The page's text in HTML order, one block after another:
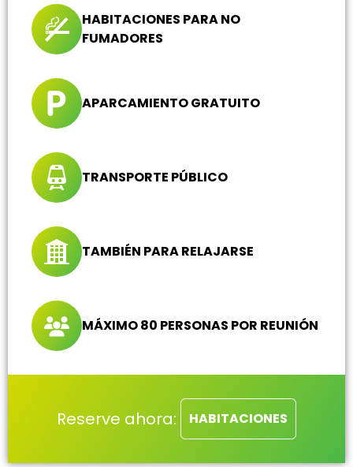
HABITACIONES PARA NO
FUMADORES
APARCAMIENTO GRATUITO
TRANSPORTE PÚBLICO
TAMBIÉN PARA RELAJARSE
MÁXIMO 80 PERSONAS POR REUNIÓN
Reserve ahora: HABITACIONES